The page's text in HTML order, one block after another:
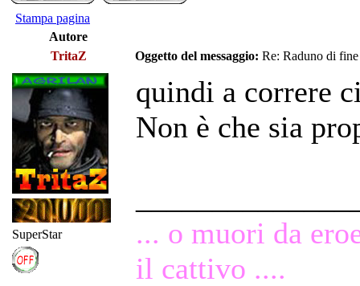
Stampa pagina
Autore
TritaZ
Oggetto del messaggio: Re: Raduno di
SuperStar
quindi a correre
Non è che sia
... o muori da
il cattivo ....